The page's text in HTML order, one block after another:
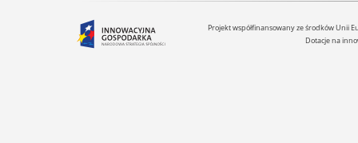
Projekt współfinansowany ze środków Unii
Dotacje na